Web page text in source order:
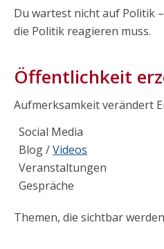
Du wartest nicht auf Politik
die Politik reagieren muss.
Öffentlichkeit
Aufmerksamkeit verändert
Social Media
Blog /Videos
Veranstaltungen
Gespräche
Themen, die sichtbar